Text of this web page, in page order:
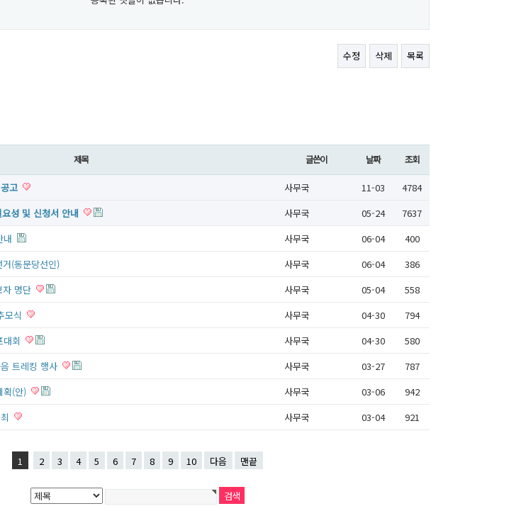
수정 삭제 목록
제목 글쓴이 날짜 조회
고 사무국 11-03
4784
성 및 신청서 안내 사무국 05-24
7637
내 사무국 06-04
400
(동문당선인) 사무국 06-04
386
자 명단 사무국 05-04
558
모식 사무국 04-30
794
회 사무국 04-30
580
트레킹 행사 사무국 03-27
787
획(안) 사무국 03-06
942
사무국 03-04 921
1 2 3 4 5 6 7 8 9 10 다음 맨끝